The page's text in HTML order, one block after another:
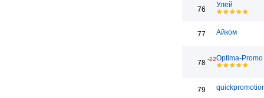
76
Улей
77 Айком
78 -22Optima-Promo
79